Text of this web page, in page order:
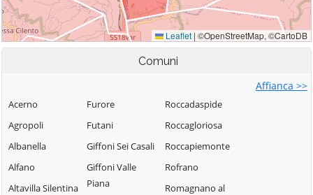
Comuni
Affianca >>
Acerno
Agropoli
Albanella
Alfano
Altavilla Silentina
Furore
Futani
Giffoni Sei Casali
Giffoni Valle
Piana
Roccadaspide
Roccagloriosa
Roccapiemonte
Rofrano
Romagnano al